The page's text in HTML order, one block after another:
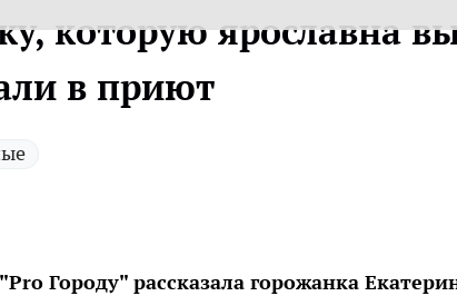
которую ярославна
в приют
Городу" рассказала горожанка